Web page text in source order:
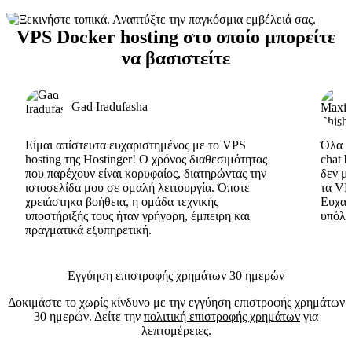
VPS Docker hosting στο οποίο μπορείτε
να βασιστείτε
Gad Iradufasha
Είμαι απίστευτα ευχαριστημένος με το VPS
hosting της Hostinger! Ο χρόνος διαθεσιμότητας
που παρέχουν είναι κορυφαίος, διατηρώντας την
ιστοσελίδα μου σε ομαλή λειτουργία. Όποτε
χρειάστηκα βοήθεια, η ομάδα τεχνικής
υποστήριξής τους ήταν γρήγορη, έμπειρη και
πραγματικά εξυπηρετική.
Όλα
chat
δεν
τα
Εγγύηση επιστροφής χρημάτων 30 ημερών
Δοκιμάστε το χωρίς κίνδυνο με την εγγύηση επιστροφής χρημάτων
30 ημερών. Δείτε την πολιτική επιστροφής χρημάτων για
λεπτομέρειες.